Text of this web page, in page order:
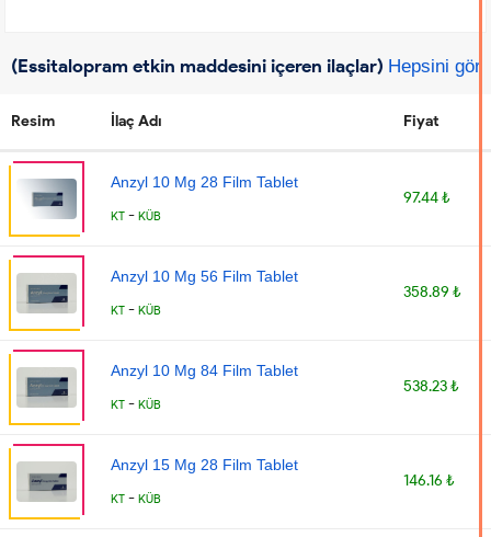
(Essitalopram etkin maddesini içeren ilaçlar) Hepsini gör
Resim İlaç Adı Fiyat
Anzyl 10 Mg 28 Film Tablet
KT - KÜB
97.44 ₺
Anzyl 10 Mg 56 Film Tablet
KT - KÜB
358.89 ₺
Anzyl 10 Mg 84 Film Tablet
KT - KÜB
538.23 ₺
Anzyl 15 Mg 28 Film Tablet
KT - KÜB
146.16 ₺